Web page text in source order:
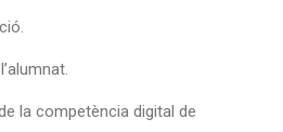
la competència digital de